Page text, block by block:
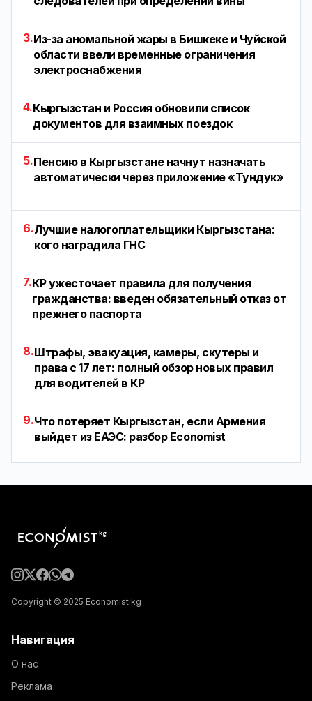
3.Из-за аномальной жары в Бишкеке и Чуйской
области ввели временные ограничения
электроснабжения
4.Кыргызстан и Россия обновили список
документов для взаимных поездок
5.Пенсию в Кыргызстане начнут назначать
автоматически через приложение «Тундук»
6.Лучшие налогоплательщики Кыргызстана:
кого наградила ГНС
7.КР ужесточает правила для получения
гражданства: введен обязательный отказ от
прежнего паспорта
8.Штрафы, эвакуация, камеры, скутеры и
права с 17 лет: полный обзор новых правил
для водителей в КР
9.Что потеряет Кыргызстан, если Армения
выйдет из ЕАЭС: разбор Economist
Copyright © 2025 Economist.kg
Навигация
О нас
Реклама